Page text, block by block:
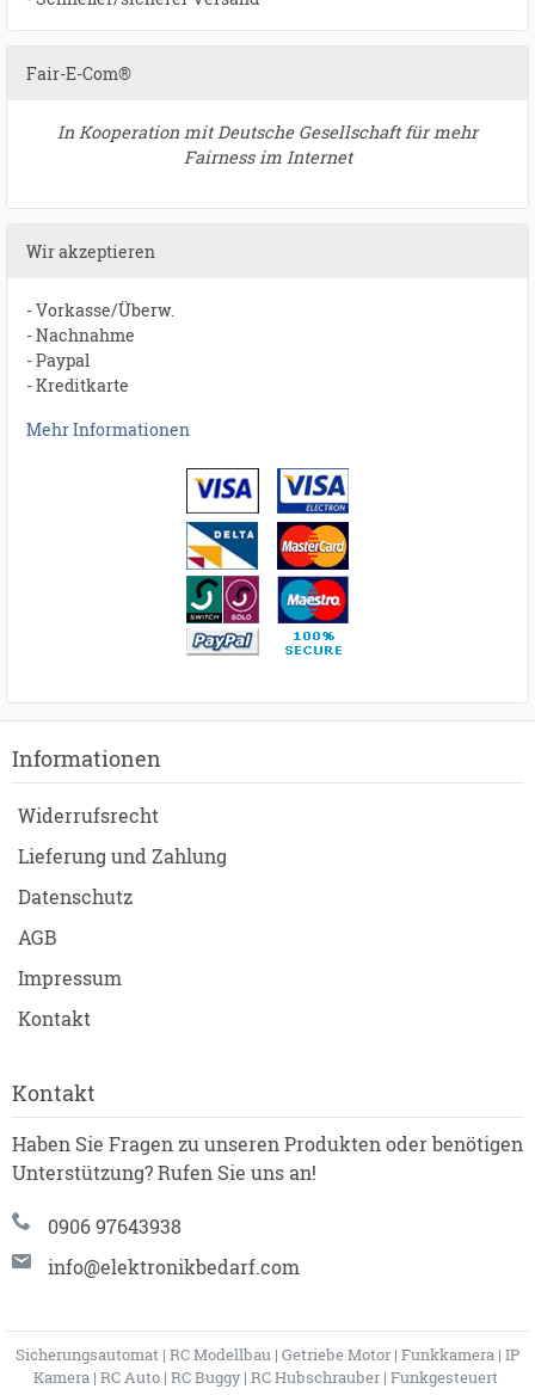
Fair-E-Com®
In Kooperation mit Deutsche Gesellschaft für mehr
Fairness im Internet
Wir akzeptieren
- Vorkasse/Überw.
- Nachnahme
- Paypal
- Kreditkarte
Mehr Informationen
Informationen
Widerrufsrecht
Lieferung und Zahlung
Datenschutz
AGB
Impressum
Kontakt
Kontakt
Haben Sie Fragen zu unseren Produkten oder benötigen
Unterstützung? Rufen Sie uns an!
0906 97643938
info@elektronikbedarf.com
Sicherungsautomat | RC Modellbau | Getriebe Motor | Funkkamera | IP
Kamera | RC Auto | RC Buggy | RC Hubschrauber | Funkgesteuert